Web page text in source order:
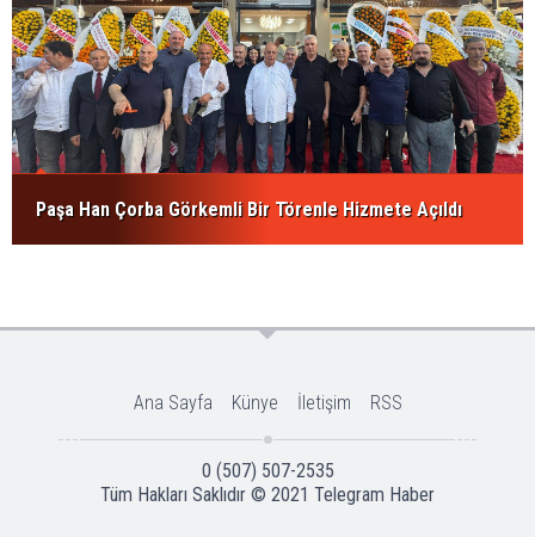
Paşa Han Çorba Görkemli Bir Törenle Hizmete Açıldı
Ana Sayfa Künye İletişim RSS
0 (507) 507-2535
Tüm Hakları Saklıdır © 2021 Telegram Haber